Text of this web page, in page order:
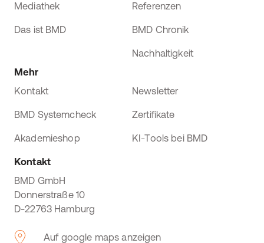
Mediathek
Das ist BMD
Referenzen
BMD Chronik
Nachhaltigkeit
Mehr
Kontakt
Newsletter
BMD Systemcheck Zertifikate
Akademieshop KI-Tools bei BMD
Kontakt
BMD GmbH
Donnerstraße 10
D-22763 Hamburg
Auf google maps anzeigen